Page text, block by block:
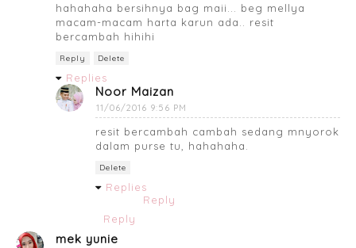
hahahaha bersihnya bag maii... beg mellya
macam-macam harta karun ada.. resit
bercambah hihihi
Reply Delete
Replies
Noor Maizan
11/06/2016 9:56 PM
resit bercambah cambah sedang mnyorok
dalam purse tu, hahahaha.
Delete
Replies
Reply
Reply
mek yunie